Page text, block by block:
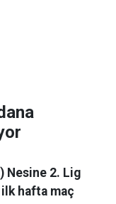
Nesine 2. Lig
ilk hafta maç